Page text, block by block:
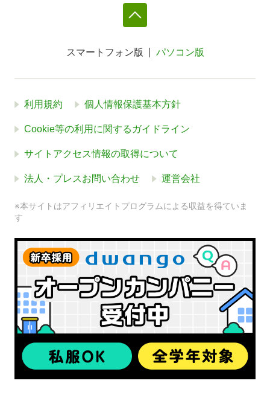
スマートフォン版 パソコン版
利用規約 個人情報保護基本方針
Cookie等の利用に関するガイドライン
サイトアクセス情報の取得について
法人・プレスお問い合わせ 運営会社
※本サイトはアフィリエイトプログラムによる収益を得ていま
す